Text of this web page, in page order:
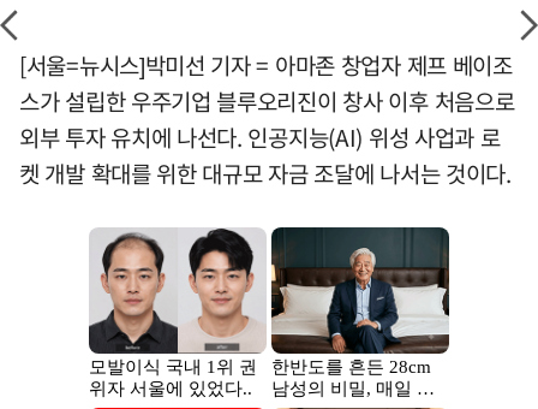
[서울=뉴시스]박미선 기자 = 아마존 창업자 제프 베이조
스가 설립한 우주기업 블루오리진이 창사 이후 처음으로
외부 투자 유치에 나선다. 인공지능(AI) 위성 사업과 로
켓 개발 확대를 위한 대규모 자금 조달에 나서는 것이다.